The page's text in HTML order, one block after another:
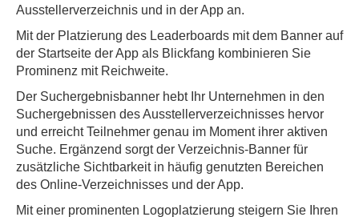
Ausstellerverzeichnis und in der App an.
Mit der Platzierung des Leaderboards mit dem Banner auf
der Startseite der App als Blickfang kombinieren Sie
Prominenz mit Reichweite.
Der Suchergebnisbanner hebt Ihr Unternehmen in den
Suchergebnissen des Ausstellerverzeichnisses hervor
und erreicht Teilnehmer genau im Moment ihrer aktiven
Suche. Ergänzend sorgt der Verzeichnis-Banner für
zusätzliche Sichtbarkeit in häufig genutzten Bereichen
des Online-Verzeichnisses und der App.
Mit einer prominenten Logoplatzierung steigern Sie Ihren